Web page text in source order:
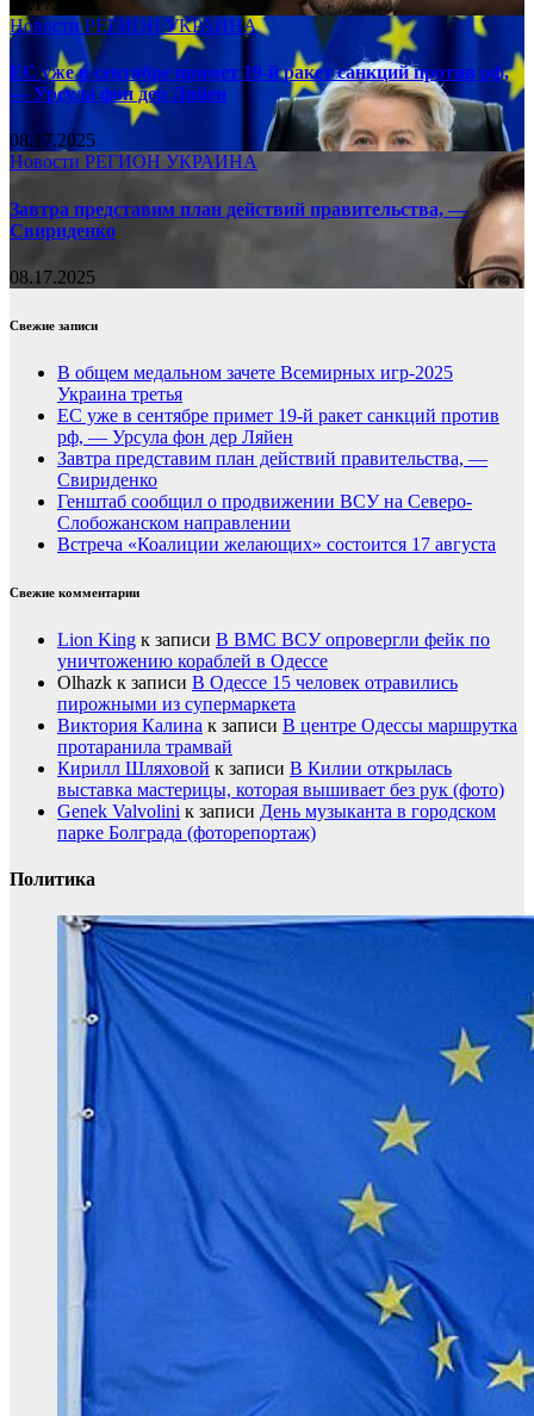
НовостиРЕГИОНУКРАИНА
ЕС уже в сентябре примет 19-й ракет санкций против рф,
— Урсула фон дер Ляйен
08.17.2025
Новости РЕГИОН УКРАИНА
Завтра представим план действий правительства, —
Свириденко
08.17.2025
Свежие записи
В общем медальном зачете Всемирных игр-2025
Украина третья
ЕС уже в сентябре примет 19-й ракет санкций против
рф, — Урсула фон дер Ляйен
Завтра представим план действий правительства, —
Свириденко
Генштаб сообщил о продвижении ВСУ на Северо-
Слобожанском направлении
Встреча «Коалиции желающих» состоится 17 августа
Свежие комментарии
Lion King к записи В ВМС ВСУ опровергли фейк по
уничтожению кораблей в Одессе
Olhazk к записи В Одессе 15 человек отравились
пирожными из супермаркета
Виктория Калина к записи В центре Одессы маршрутка
протаранила трамвай
Кирилл Шляховой к записи В Килии открылась
выставка мастерицы, которая вышивает без рук (фото)
Genek Valvolini к записи День музыканта в городском
парке Болграда (фоторепортаж)
Политика